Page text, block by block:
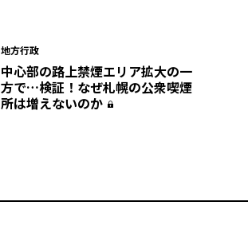
地方行政
中心部の路上禁煙エリア拡大の一
方で…検証！なぜ札幌の公衆喫煙
所は増えないのか